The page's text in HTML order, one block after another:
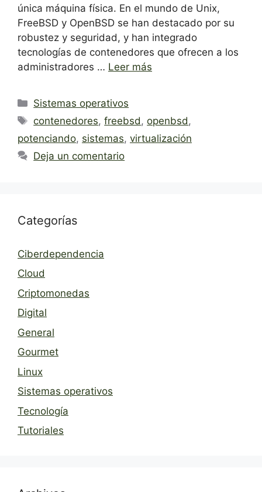
única máquina física. En el mundo de Unix,
FreeBSD y OpenBSD se han destacado por su
robustez y seguridad, y han integrado
tecnologías de contenedores que ofrecen a los
administradores … Leer más
Categorías
Sistemas operativos
Etiquetas
contenedores,freebsd ,openbsd ,
potenciando, sistemas, virtualización
Deja un comentario
Categorías
Ciberdependencia
Cloud
Criptomonedas
Digital
General
Gourmet
Linux
Sistemas operativos
Tecnología
Tutoriales